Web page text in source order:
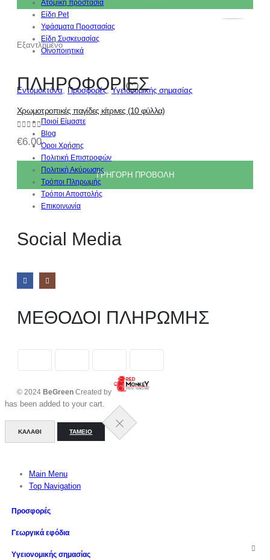
Εξαντλημένο
ΓΡΗΓΟΡΗ ΠΡΟΒΟΛΗ
Εντομοκτόνα Προσφορές,Υγειονομικής σημασίας
Χρωμοτροπικές παγίδες κίτρινες (10 φύλλα)
out of 5
€6.00
Ατομική προστασία
Είδη Pet
Υφάσματα Προστασίας
Είδη Συσκευασίας
Οινοποιητικά
ΠΛΗΡΟΦΟΡΙΕΣ
Ποιοί Είμαστε
Blog
Όροι Χρήσης
Πολιτική Επιστροφών
Πολιτική Ακύρωσης
Τρόποι Πληρωμής
Τρόποι Αποστολής
Επικοινωνία
Social Media
ΜΕΘΟΔΟΙ ΠΛΗΡΩΜΗΣ
© 2024 BeGreen Created by
has been added to your cart.
ΚΑΛΆΘΙ ΤΑΜΕΊΟ
Main Menu
Top Navigation
Προσφορές
Γεωργικά εφόδια
Υγειονομικής σημασίας